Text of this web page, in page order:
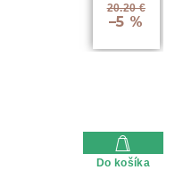
20.20 €
–5 %
Do košíka